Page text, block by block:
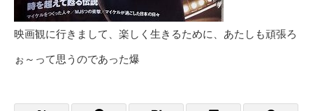
映画観に行きまして、楽しく生きるために、あたしも頑張ろ
ぉ～って思うのであった爆